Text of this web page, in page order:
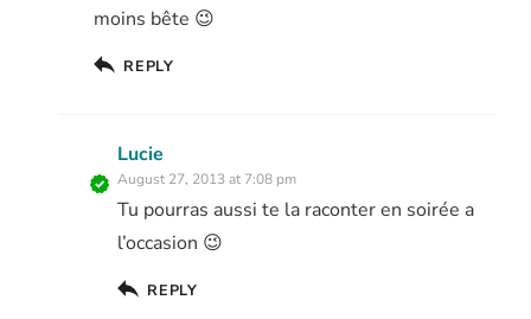
moins bête 😉
REPLY
Lucie
August 27, 2013 at 7:08 pm
Tu pourras aussi te la raconter en soirée a
l’occasion 😉
REPLY